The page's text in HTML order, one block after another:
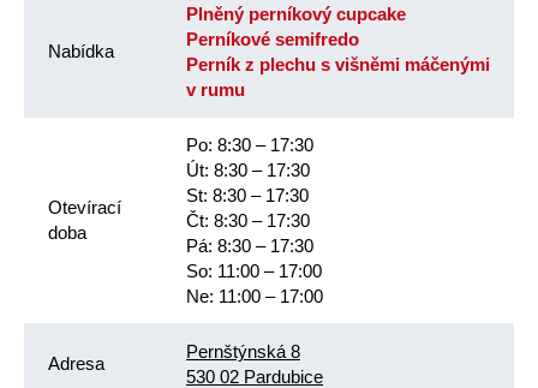
Nabídka
Plněný perníkový cupcake
Perníkové semifredo
Perník z plechu s višněmi máčenými
v rumu
Otevírací
doba
Po: 8:30 – 17:30
Út: 8:30 – 17:30
St: 8:30 – 17:30
Čt: 8:30 – 17:30
Pá: 8:30 – 17:30
So: 11:00 – 17:00
Ne: 11:00 – 17:00
Adresa
Pernštýnská 8
530 02 Pardubice